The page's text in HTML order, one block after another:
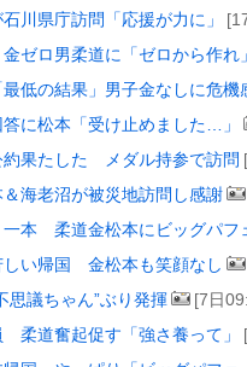
川県庁訪問「応援が力に」
ゼロ男柔道に「ゼロから作れ」
最低の結果」男子金なしに危機
に松本「受け止めました…」
約果たした メダル持参で訪問
海老沼が被災地訪問し感謝
一本 柔道金松本にビッグパフ
しい帰国 金松本も笑顔なし
思議ちゃん”ぶり発揮 [7日
柔道奮起促す「強さ養って」